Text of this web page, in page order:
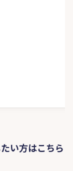
い方はこちら